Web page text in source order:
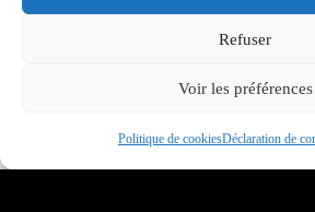
Refuser
Voir les préférences
Politique de cookiesDéclaration de